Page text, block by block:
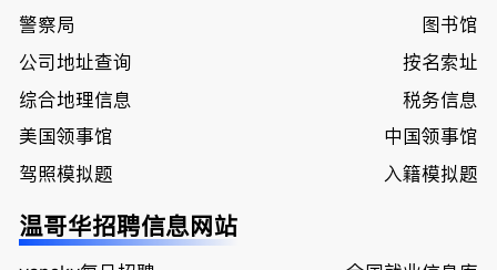
警察局
图书馆
公司地址查询
按名索址
综合地理信息
税务信息
美国领事馆
中国领事馆
驾照模拟题
入籍模拟题
温哥华招聘信息网站